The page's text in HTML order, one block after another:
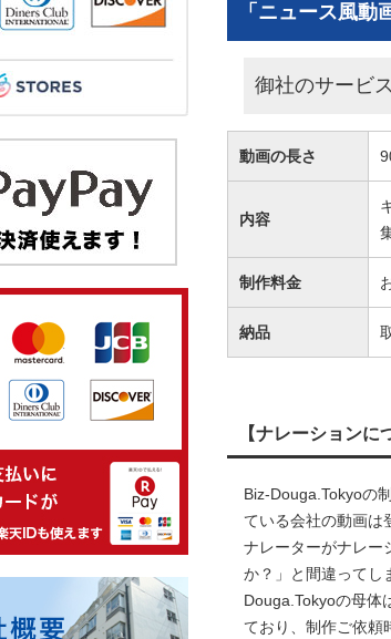
「ニュース風動
御社のサービ
動画の長さ
内容
制作料金
納品
【ナレーションに
Biz-Douga.Tokyoの
ている会社の動画は
ナレーターがナレー
か？」と間違ってし
Douga.Tokyoの母体
ており、制作ご依頼